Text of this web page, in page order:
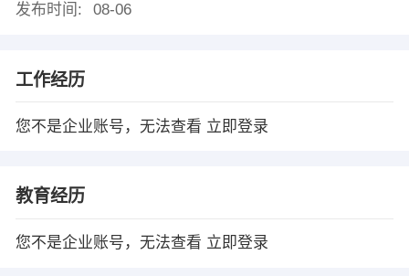
发布时间:
08-06
工作经历
您不是企业账号，无法查看 立即登录
教育经历
您不是企业账号，无法查看 立即登录